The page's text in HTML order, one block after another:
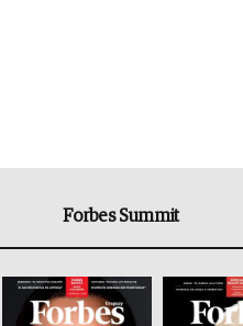
Forbes Summit